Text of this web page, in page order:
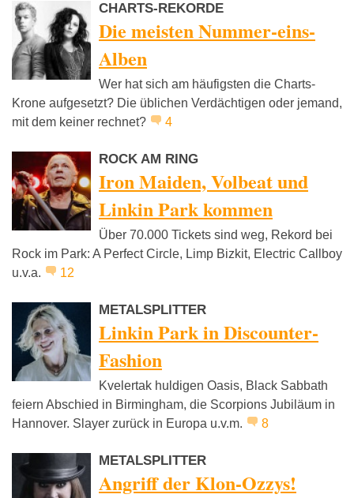
CHARTS-REKORDE
Die meisten Nummer-eins-
Alben
Wer hat sich am häufigsten die Charts-
Krone aufgesetzt? Die üblichen Verdächtigen oder jemand,
mit dem keiner rechnet?
4
ROCK AM RING
Iron Maiden, Volbeat und
Linkin Park kommen
Über 70.000 Tickets sind weg, Rekord bei
Rock im Park: A Perfect Circle, Limp Bizkit, Electric Callboy
u.v.a.
12
METALSPLITTER
Linkin Park in Discounter-
Fashion
Kvelertak huldigen Oasis, Black Sabbath
feiern Abschied in Birmingham, die Scorpions Jubiläum in
Hannover. Slayer zurück in Europa u.v.m.
8
METALSPLITTER
Angriff der Klon-Ozzys!